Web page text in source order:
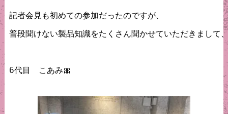
記者会見も初めての参加だったのですが、
普段聞けない製品知識をたくさん聞かせていただきまして
6代目　こあみ🎀